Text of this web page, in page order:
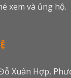
xem và ủng hộ.
Xuân Hợp,